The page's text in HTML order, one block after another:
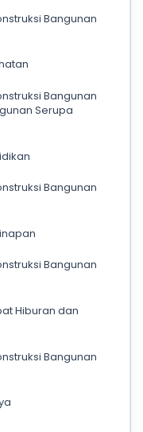
Bangunan
Bangunan
Serupa
Bangunan
Bangunan
Hiburan dan
Bangunan